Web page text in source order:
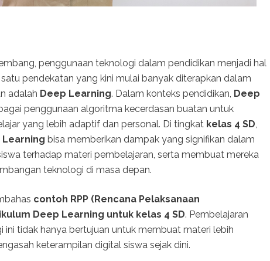
penggunaan teknologi dalam pendidikan menjadi hal
pendekatan yang kini mulai banyak diterapkan dalam
adalah Deep Learning. Dalam konteks pendidikan, Deep
penggunaan algoritma kecerdasan buatan untuk
yang lebih adaptif dan personal. Di tingkat kelas 4 SD
Learning bisa memberikan dampak yang signifikan dalam
terhadap materi pembelajaran, serta membuat mereka
teknologi di masa depan.
contoh RPP (Rencana Pelaksanaan
Deep Learning untuk kelas 4 SD. Pembelajaran
ini tidak hanya bertujuan untuk membuat materi lebih
keterampilan digital siswa sejak dini.